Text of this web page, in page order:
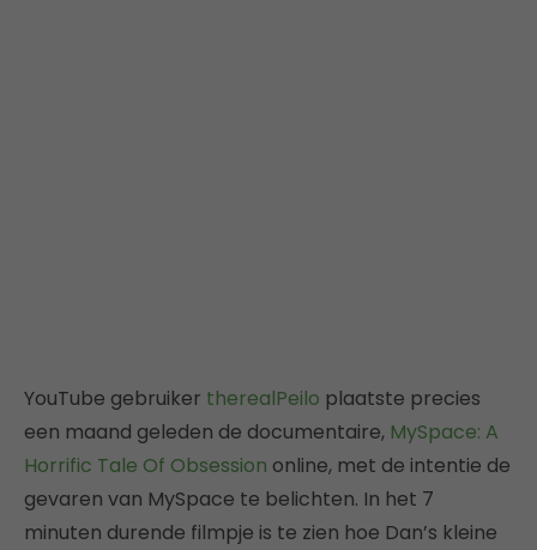
YouTube gebruiker therealPeilo plaatste precies
een maand geleden de documentaire, MySpace: A
Horrific Tale Of Obsession online, met de intentie de
gevaren van MySpace te belichten. In het 7
minuten durende filmpje is te zien hoe Dan’s kleine